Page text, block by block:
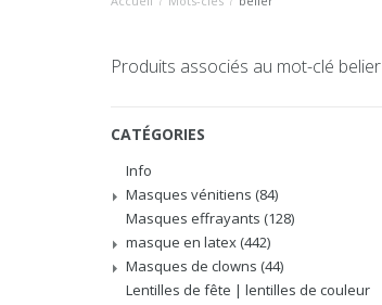
Produits associés au mot-clé belier
CATÉGORIES
Info
Masques vénitiens (84)
Masques effrayants (128)
masque en latex (442)
Masques de clowns (44)
Lentilles de fête | lentilles de couleur